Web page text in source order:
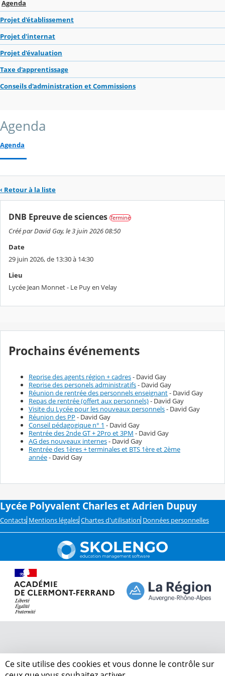
Agenda
Projet d'établissement
Projet d'internat
Projet d'évaluation
Taxe d'apprentissage
Conseils d'administration et Commissions
Agenda
Agenda
‹ Retour à la liste
DNB Epreuve de sciences Terminé
Créé par David Gay, le 3 juin 2026 08:50
Date
29 juin 2026, de 13:30 à 14:30
Lieu
Lycée Jean Monnet - Le Puy en Velay
Prochains événements
Reprise des agents région + cadres- David Gay
Reprise des personels administratifs- David Gay
Réunion de rentrée des personnels enseignant- David Gay
Repas de rentrée (offert aux personnels)- David Gay
Visite du Lycée pour les nouveaux personnels- David Gay
Réunion des PP - David Gay
Conseil pédagogique n° 1 - David Gay
Rentrée des 2nde GT + 2Pro et 3PM - David Gay
AG des nouveaux internes- David Gay
Rentrée des 1ères + terminales et BTS 1ère et 2ème
année- David Gay
Lycée Polyvalent Charles et Adrien Dupuy
Contacts Mentions légales Chartes d'utilisation Données personnelles
Ce site utilise des cookies et vous donne le contrôle sur